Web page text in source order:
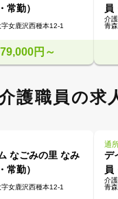
常勤）
女鹿沢西種本12-1
円～
員
介
青
護職員の求
なごみの里 なみ
常勤）
女鹿沢西種本12-1
通
デ
員
介
青